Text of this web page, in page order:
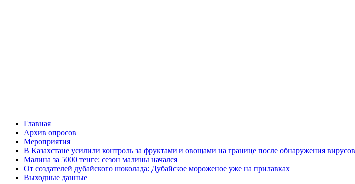
Главная
Архив опросов
Мероприятия
В Казахстане усилили контроль за фруктами и овощами на границе после обнаружения вирусов
Малина за 5000 тенге: сезон малины начался
От создателей дубайского шоколада: Дубайское мороженое уже на прилавках
Выходные данные